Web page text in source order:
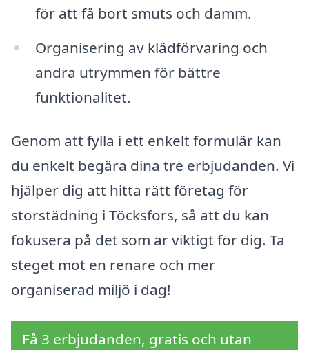
för att få bort smuts och damm.
Organisering av klädförvaring och
andra utrymmen för bättre
funktionalitet.
Genom att fylla i ett enkelt formulär kan
du enkelt begära dina tre erbjudanden. Vi
hjälper dig att hitta rätt företag för
storstädning i Töcksfors, så att du kan
fokusera på det som är viktigt för dig. Ta
steget mot en renare och mer
organiserad miljö i dag!
Få 3 erbjudanden, gratis och utan